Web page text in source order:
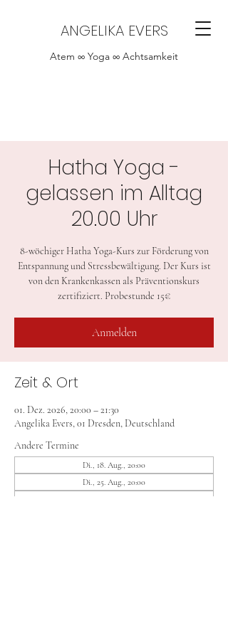
ANGELIKA EVERS
Atem ∞ Yoga ∞ Achtsamkeit
Hatha Yoga -
gelassen im Alltag
20.00 Uhr
8-wöchiger Hatha Yoga-Kurs zur Förderung von
Entspannung und Stressbewältigung. Der Kurs ist
von den Krankenkassen als Präventionskurs
zertifiziert. Probestunde 15€
Anmelden
Zeit & Ort
01. Dez. 2026, 20:00 – 21:30
Angelika Evers, 01 Dresden, Deutschland
Andere Termine
Di., 18. Aug., 20:00
Di., 25. Aug., 20:00